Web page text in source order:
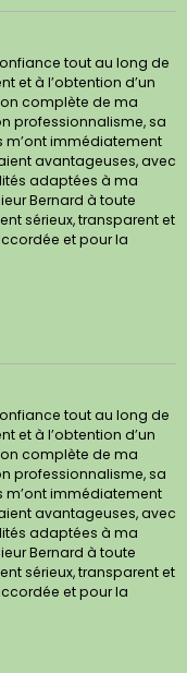
tout au long de
et à l’obtention d’un
complète de ma
professionnalisme, sa
m’ont immédiatement
avantageuses, avec
adaptées à ma
Bernard à toute
sérieux, transparent et
et pour la
tout au long de
et à l’obtention d’un
complète de ma
professionnalisme, sa
m’ont immédiatement
avantageuses, avec
adaptées à ma
Bernard à toute
sérieux, transparent et
et pour la